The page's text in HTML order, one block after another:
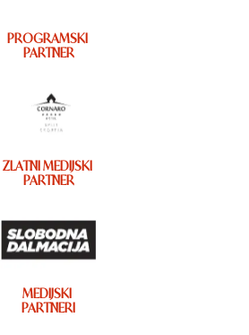
PROGRAMSKI
PARTNER
ZLATNI MEDIJSKI
PARTNER
MEDIJSKI
PARTNERI